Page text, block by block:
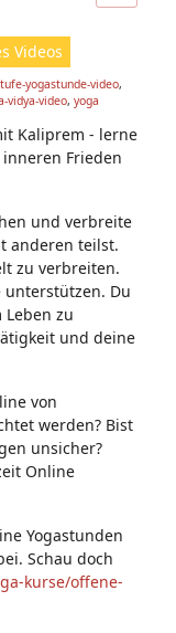
ic
n:
Videos
yogastunde-video,
vidya-video, yoga
Kaliprem - lerne
Frieden
und verbreite
anderen teilst.
zu verbreiten.
unterstützen. Du
zu
und deine
von
werden? Bist
unsicher?
Online
Yogastunden
Schau doch
kurse/offene-